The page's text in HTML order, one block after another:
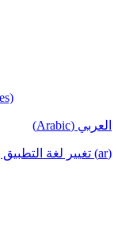
العربي (Arabic)
(ar) تغيير لغة التطبيق إلى العربية